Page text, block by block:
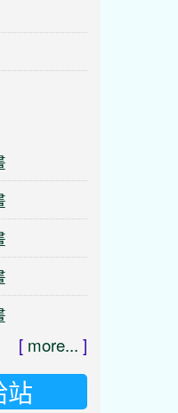
[ more... ]
站